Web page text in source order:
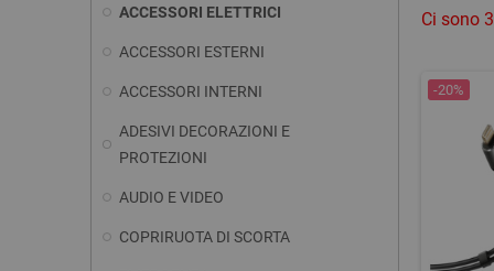
ACCESSORI ELETTRICI
ACCESSORI ESTERNI
ACCESSORI INTERNI
ADESIVI DECORAZIONI E
PROTEZIONI
AUDIO E VIDEO
COPRIRUOTA DI SCORTA
Ci sono
-20%